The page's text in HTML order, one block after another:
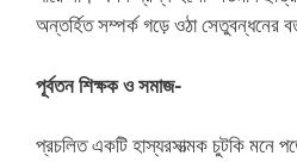
অন্তর্হিত সম্পর্ক গড়ে ওঠা সেতুবন্ধনের
পূর্বতন শিক্ষক ও সমাজ-
প্রচলিত একটি হাস্যরসাত্মক চুটকি মনে